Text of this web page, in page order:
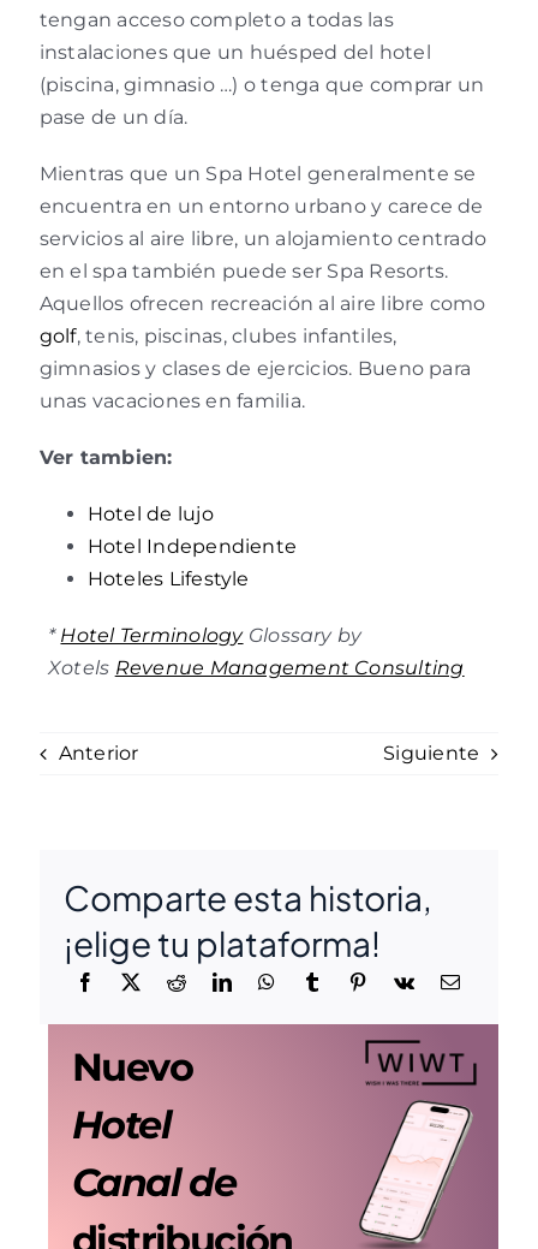
tengan acceso completo a todas las
instalaciones que un huésped del hotel
(piscina, gimnasio …) o tenga que comprar un
pase de un día.
Mientras que un Spa Hotel generalmente se
encuentra en un entorno urbano y carece de
servicios al aire libre, un alojamiento centrado
en el spa también puede ser Spa Resorts.
Aquellos ofrecen recreación al aire libre como
golf, tenis, piscinas, clubes infantiles,
gimnasios y clases de ejercicios. Bueno para
unas vacaciones en familia.
Ver tambien:
Hotel de lujo
Hotel Independiente
Hoteles Lifestyle
* Hotel TerminologyGlossary by
Xotels Revenue Management Consulting
Anterior Siguiente
Nuevo
Hotel
Canal de
Comparte esta historia,
¡elige tu plataforma!